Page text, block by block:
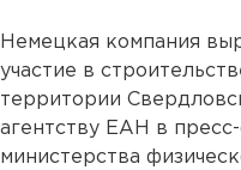
Немецкая компания
участие в
территории
агентству ЕАН в
министерства